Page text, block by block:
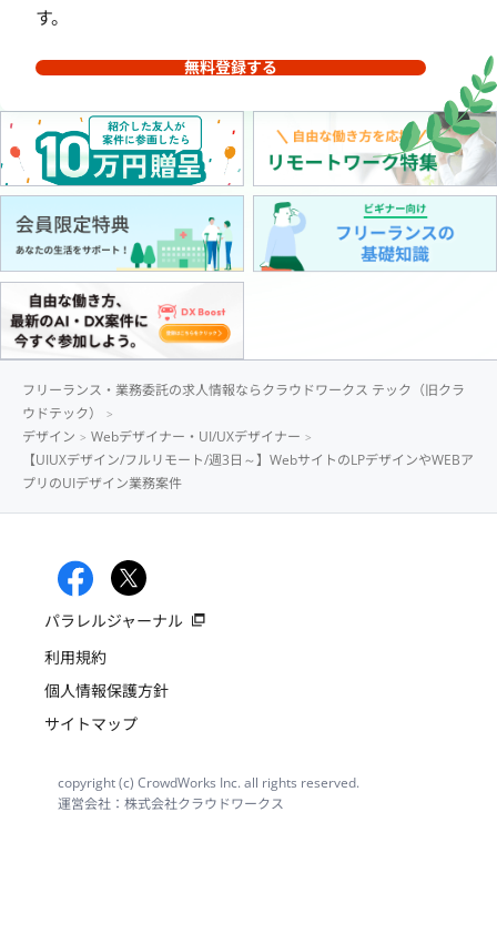
す。
無料登録する
フリーランス・業務委託の求人情報ならクラウドワークス テック（旧クラ
ウドテック）
デザイン
Webデザイナー・UI/UXデザイナー
【UIUXデザイン/フルリモート/週3日～】WebサイトのLPデザインやWEBア
プリのUIデザイン業務案件
パラレルジャーナル
利用規約
個人情報保護方針
サイトマップ
copyright (c) CrowdWorks Inc. all rights reserved.
運営会社：株式会社クラウドワークス